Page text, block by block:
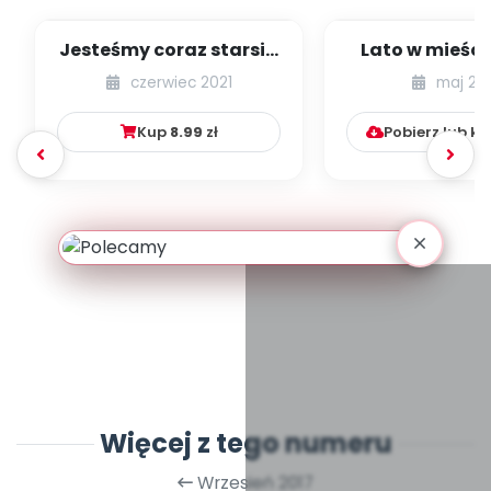
Jesteśmy coraz starsi -
zestaw
czerwiec 2021
Kup 8.99 zł
Lato w
dzieci
numer
maj
Pobierz lub
Więcej z tego numeru
Wrzesień 2017